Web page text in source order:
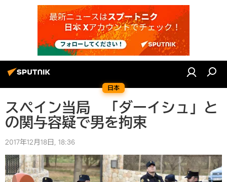
日本
スペイン当局 「ダーイシュ」と
の関与容疑で男を拘束
2017年12月18日, 18:36